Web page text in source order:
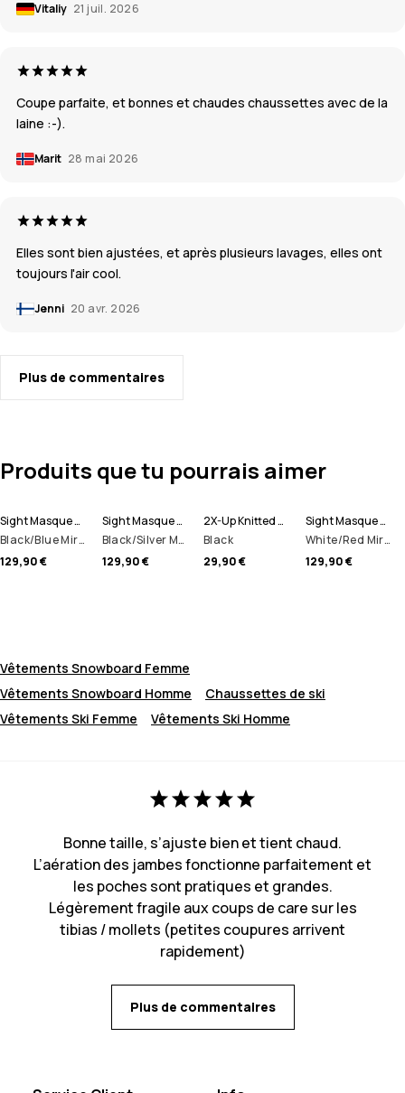
Vitaliy 21 juil. 2026
Coupe parfaite, et bonnes et chaudes chaussettes avec de la
laine :-).
Marit 28 mai 2026
Elles sont bien ajustées, et après plusieurs lavages, elles ont
toujours l'air cool.
Jenni 20 avr. 2026
Plus de commentaires
Produits que tu pourrais aimer
Sight Masque de ski
Black/Blue Mirror
129,90 €
Sight Masque de ski
Black/Silver Mirror
129,90 €
2X-Up Knitted Tour de cou
Black
29,90 €
Sight Masque de ski
White/Red Mirror
129,90 €
Vêtements Snowboard Femme
Vêtements Snowboard Homme
Chaussettes de ski
Vêtements Ski Femme
Vêtements Ski Homme
Bonne taille, s’ajuste bien et tient chaud.
L’aération des jambes fonctionne parfaitement et
les poches sont pratiques et grandes.
Légèrement fragile aux coups de care sur les
tibias / mollets (petites coupures arrivent
rapidement)
Plus de commentaires